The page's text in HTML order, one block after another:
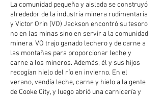
La comunidad pequeña y aislada se construyó
alrededor de la industria minera rudimentaria
y Victor Orin (VO) Jackson encontró su tesoro
no en las minas sino en servir a la comunidad
minera. VO trajo ganado lechero y de carne a
las montañas para proporcionar leche y
carne a los mineros. Además, él y sus hijos
recogían hielo del río en invierno. En el
verano, vendía leche, carne y hielo a la gente
de Cooke City, y luego abrió una carnicería y